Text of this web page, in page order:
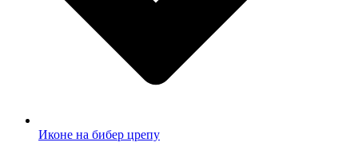
Иконе на бибер црепу